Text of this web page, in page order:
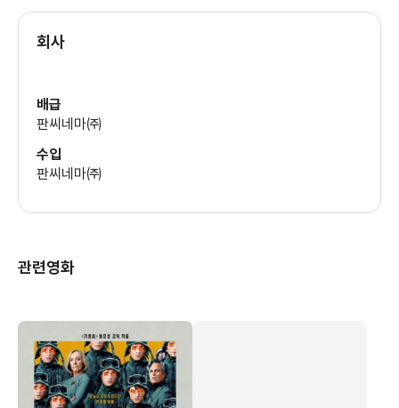
대출 빚과 예상만큼 사업이 순조롭게 되지 않는 것만이 작품의
갈등으로
앨런과 데이빗은 할머니를 만나 처음엔 시큰둥하고 이상하다고
하지만
할머니라는 포용력과 어느 것이든 거리낌 없이 대하는 모습에 두
손녀,
손자와
분위기를
유쾌하게 만들고 손자, 손녀를 돌보는 동안에는 제이콥과
모니카카 사업과
수산나 송
회사
배급
판씨네마㈜
수입
판씨네마㈜
관련영화